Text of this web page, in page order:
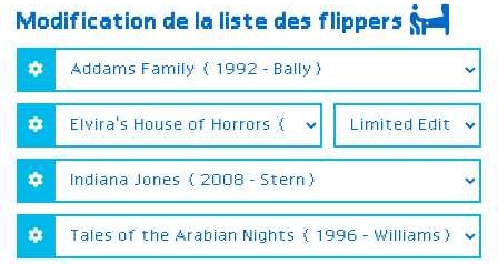
Modification de la liste des flippers